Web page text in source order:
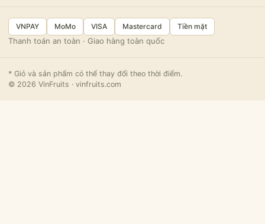
VNPAY MoMo VISA Mastercard Tiền mặt
Thanh toán an toàn · Giao hàng toàn quốc
* Giỏ và sản phẩm có thể thay đổi theo thời điểm.
© 2026 VinFruits · vinfruits.com